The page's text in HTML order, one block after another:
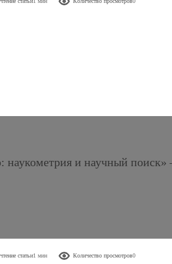
наукометрия и научный
статьи1 мин Количество просмотров0